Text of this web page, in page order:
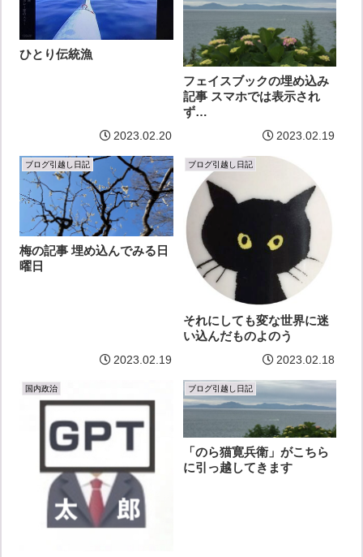
ひとり伝統漁
2023.02.20
フェイスブックの埋め込み
記事 スマホでは表示され
ず…
2023.02.19
ブログ引越し日記
梅の記事 埋め込んでみる日
曜日
2023.02.19
ブログ引越し日記
それにしても変な世界に迷
い込んだものよのう
2023.02.18
国内政治 ブログ引越し日記
「のら猫寛兵衛」がこちら
に引っ越してきます